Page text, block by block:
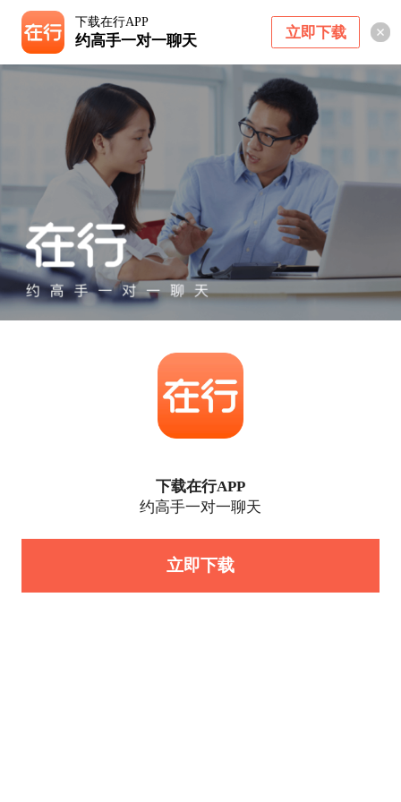
下载在行APP
约高手一对一聊天 立即下载
下载在行APP
约高手一对一聊天
立即下载